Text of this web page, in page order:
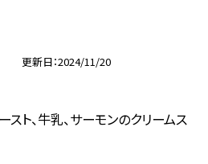
更新日 2024/11/20
スト、牛乳、サーモンのクリームス